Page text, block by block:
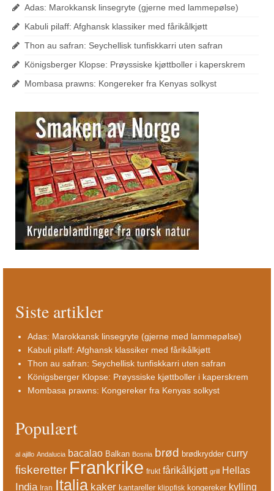
Adas: Marokkansk linsegryte (gjerne med lammepølse)
Kabuli pilaff: Afghansk klassiker med fårikålkjøtt
Thon au safran: Seychellisk tunfiskkarri uten safran
Königsberger Klopse: Prøyssiske kjøttboller i kaperskrem
Mombasa prawns: Kongereker fra Kenyas solkyst
Siste artikler
Adas: Marokkansk linsegryte (gjerne med lammepølse)
Kabuli pilaff: Afghansk klassiker med fårikålkjøtt
Thon au safran: Seychellisk tunfiskkarri uten safran
Königsberger Klopse: Prøyssiske kjøttboller i kaperskrem
Mombasa prawns: Kongereker fra Kenyas solkyst
Populært
al ajillo Andalucia bacalao Balkan Bosnia brød brødkrydder curry
fiskeretter Frankrike frukt fårikålkjøtt grill Hellas
India Iran Italia kaker kantareller klippfisk kongereker kylling